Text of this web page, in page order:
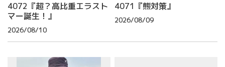
4072『超？高比重エラスト
マー誕生！』
2026/08/10
4071『熊対策』
2026/08/09